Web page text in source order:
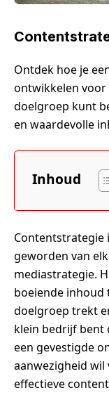
Ontdek hoe je
ontwikkelen voor
doelgroep kunt
en waardevolle
Inhoud
Contentstrategie
geworden van
mediastrategie.
boeiende inhoud
doelgroep trekt
klein bedrijf bent
een gevestigde
aanwezigheid
effectieve